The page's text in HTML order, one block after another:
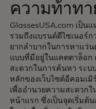
ความท้าทา
GlassesUSA.com เป็น
รวมถึงแบรนด์ดีไซเนอร์ก
ยากลำบากในการหาแว่
แบบที่มีอยู่ในแคตตาล็อก
สะดวกในการค้นหา ระบ
หลักของเว็บไซต์อีคอมเ
เพื่ออำนวยความสะดวก
หน้าแรก ซึ่งเป็นจุดเริ่ม